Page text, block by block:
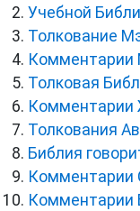
Учебной
Толкование
Комментарии
Толковая
Комментарии
Толкования
Библия
Комментарии
Комментарии